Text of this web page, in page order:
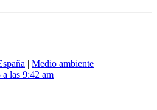
| Medio ambiente
las 9:42 am